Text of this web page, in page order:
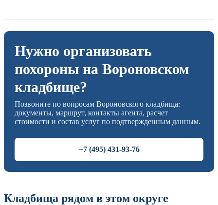
Нужно организовать
похороны на Вороновском
кладбище?
Позвоните по вопросам Вороновского кладбища:
документы, маршрут, контакты агента, расчет
стоимости и состав услуг по подтвержденным данным.
+7 (495) 431-93-76
Кладбища рядом в этом округе